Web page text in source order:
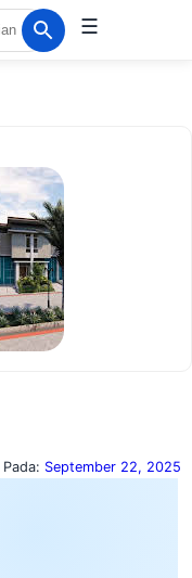
☰
Pada: September 22, 2025